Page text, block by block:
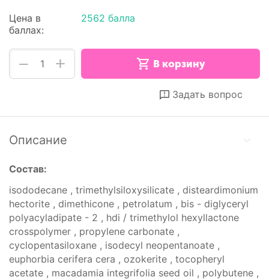
Цена в
баллах:
2562 балла
+
− В корзину
Задать вопрос
Описание
Состав:
isododecane , trimethylsiloxysilicate , disteardimonium
hectorite , dimethicone , petrolatum , bis - diglyceryl
polyacyladipate - 2 , hdi / trimethylol hexyllactone
crosspolymer , propylene carbonate ,
cyclopentasiloxane , isodecyl neopentanoate ,
euphorbia cerifera cera , ozokerite , tocopheryl
acetate , macadamia integrifolia seed oil , polybutene ,